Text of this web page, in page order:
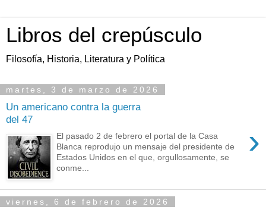
Libros del crepúsculo
Filosofía, Historia, Literatura y Política
martes, 3 de marzo de 2026
Un americano contra la guerra
del 47
›
El pasado 2 de febrero el portal de la Casa
Blanca reprodujo un mensaje del presidente de
Estados Unidos en el que, orgullosamente, se
conme...
viernes, 6 de febrero de 2026